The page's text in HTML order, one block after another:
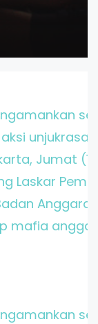
unjukrasa
Jumat
Laskar
Anggaran
mafia